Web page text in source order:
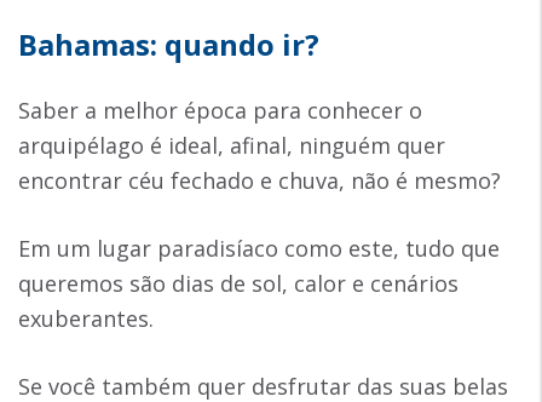
Bahamas: quando ir?
Saber a melhor época para conhecer o
arquipélago é ideal, afinal, ninguém quer
encontrar céu fechado e chuva, não é mesmo?
Em um lugar paradisíaco como este, tudo que
queremos são dias de sol, calor e cenários
exuberantes.
Se você também quer desfrutar das suas belas